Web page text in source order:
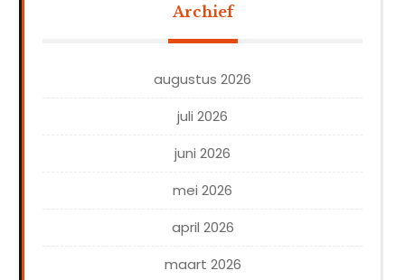
Archief
augustus 2026
juli 2026
juni 2026
mei 2026
april 2026
maart 2026